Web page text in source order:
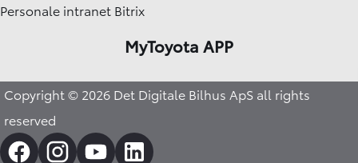
Personale intranet Bitrix
MyToyota APP
Copyright © 2026 Det Digitale Bilhus ApS all rights
reserved